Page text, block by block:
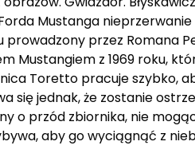
Mustanga
przez Romana
Mustangiem z 1969 roku,
Toretto pracuje szybko,
się jednak, że zostanie
o przód zbiornika, nie
aby go wyciągnąć z